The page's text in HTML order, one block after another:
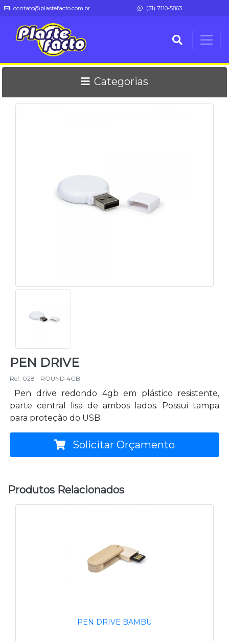
contato@plastefacto.com.br (31) 7110-5863
Categorias
PEN DRIVE
Ref: 028 - ROUND 4GB
Pen drive redondo 4gb em plástico resistente,
parte central lisa de ambos lados. Possui tampa
para proteção do USB.
Solicitar Orçamento
Produtos Relacionados
PEN DRIVE BAMBU